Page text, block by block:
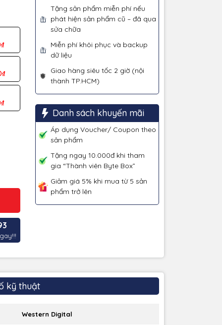
Tặng sản phẩm miễn phí nếu
phát hiện sản phẩm cũ – đã qua
sửa chữa
Miễn phí khôi phục và backup
dữ liệu
Giao hàng siêu tốc 2 giờ (nội
thành TP.HCM)
Danh sách khuyến mãi
Áp dụng Voucher/ Coupon theo
sản phẩm
Tặng ngay 10.000đ khi tham
gia “Thành viên Byte Box”
Giảm giá 5% khi mua từ 5 sản
phẩm trở lên
kỹ thuật
Western Digital